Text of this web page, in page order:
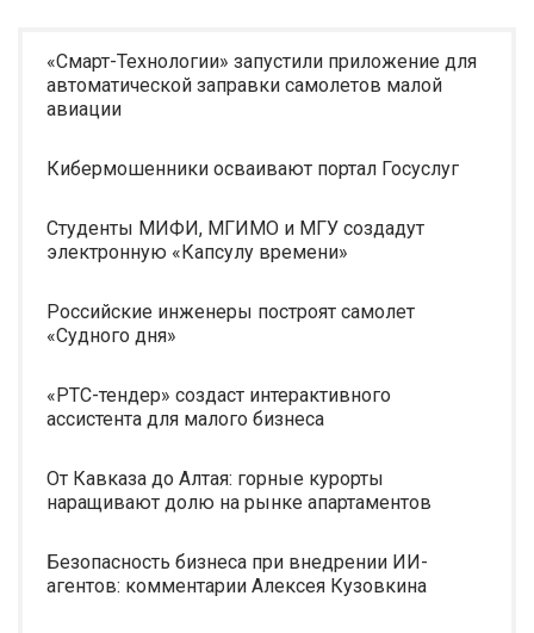
«Смарт-Технологии» запустили приложение для
автоматической заправки самолетов малой
авиации
Кибермошенники осваивают портал Госуслуг
Студенты МИФИ, МГИМО и МГУ создадут
электронную «Капсулу времени»
Российские инженеры построят самолет
«Судного дня»
«РТС-тендер» создаст интерактивного
ассистента для малого бизнеса
От Кавказа до Алтая: горные курорты
наращивают долю на рынке апартаментов
Безопасность бизнеса при внедрении ИИ-
агентов: комментарии Алексея Кузовкина